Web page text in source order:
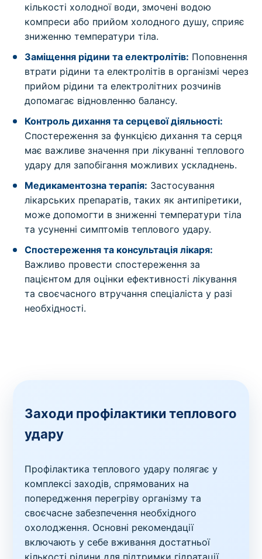
кількості холодної води, змочені водою
компреси або прийом холодного душу, сприяє
зниженню температури тіла.
Заміщення рідини та електролітів: Поповнення
втрати рідини та електролітів в організмі через
прийом рідини та електролітних розчинів
допомагає відновленню балансу.
Контроль дихання та серцевої діяльності:
Спостереження за функцією дихання та серця
має важливе значення при лікуванні теплового
удару для запобігання можливих ускладнень.
Медикаментозна терапія: Застосування
лікарських препаратів, таких як антипіретики,
може допомогти в зниженні температури тіла
та усуненні симптомів теплового удару.
Спостереження та консультація лікаря:
Важливо провести спостереження за
пацієнтом для оцінки ефективності лікування
та своєчасного втручання спеціаліста у разі
необхідності.
Заходи профілактики теплового
удару
Профілактика теплового удару полягає у
комплексі заходів, спрямованих на
попередження перегріву організму та
своєчасне забезпечення необхідного
охолодження. Основні рекомендації
включають у себе вживання достатньої